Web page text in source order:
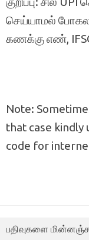
செய்யாமல்
கணக்கு எண்,
Note:
that case kindly
code for
பதிவுகளை